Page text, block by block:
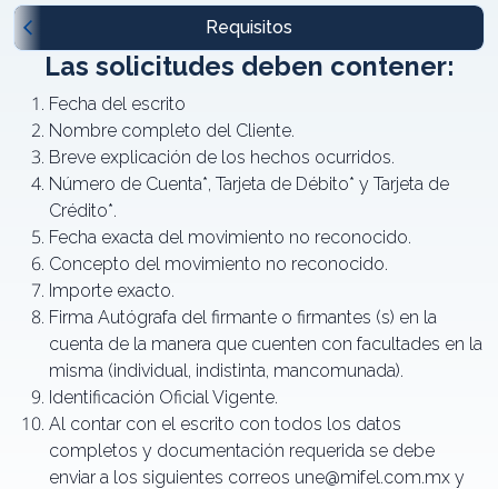
Requisitos
Las solicitudes deben contener:
Fecha del escrito
Nombre completo del Cliente.
Breve explicación de los hechos ocurridos.
Número de Cuenta*, Tarjeta de Débito* y Tarjeta de
Crédito*.
Fecha exacta del movimiento no reconocido.
Concepto del movimiento no reconocido.
Importe exacto.
Firma Autógrafa del firmante o firmantes (s) en la
cuenta de la manera que cuenten con facultades en la
misma (individual, indistinta, mancomunada).
Identificación Oficial Vigente.
Al contar con el escrito con todos los datos
completos y documentación requerida se debe
enviar a los siguientes correos une@mifel.com.mx y